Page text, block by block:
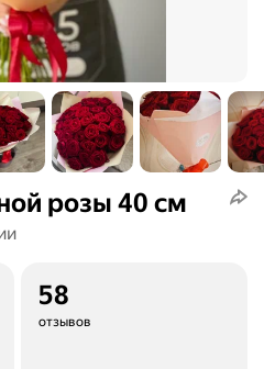
розы 40 см
58
отзывов